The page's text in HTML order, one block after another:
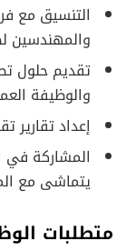
التنسيق مع
والمهندسين
تقديم حلول
والوظيفة
إعداد تقارير
المشاركة في
يتماشى مع
متطلبات